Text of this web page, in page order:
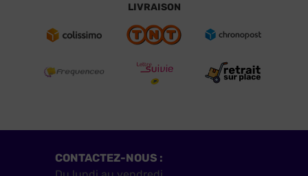
LIVRAISON
CONTACTEZ-NOUS :